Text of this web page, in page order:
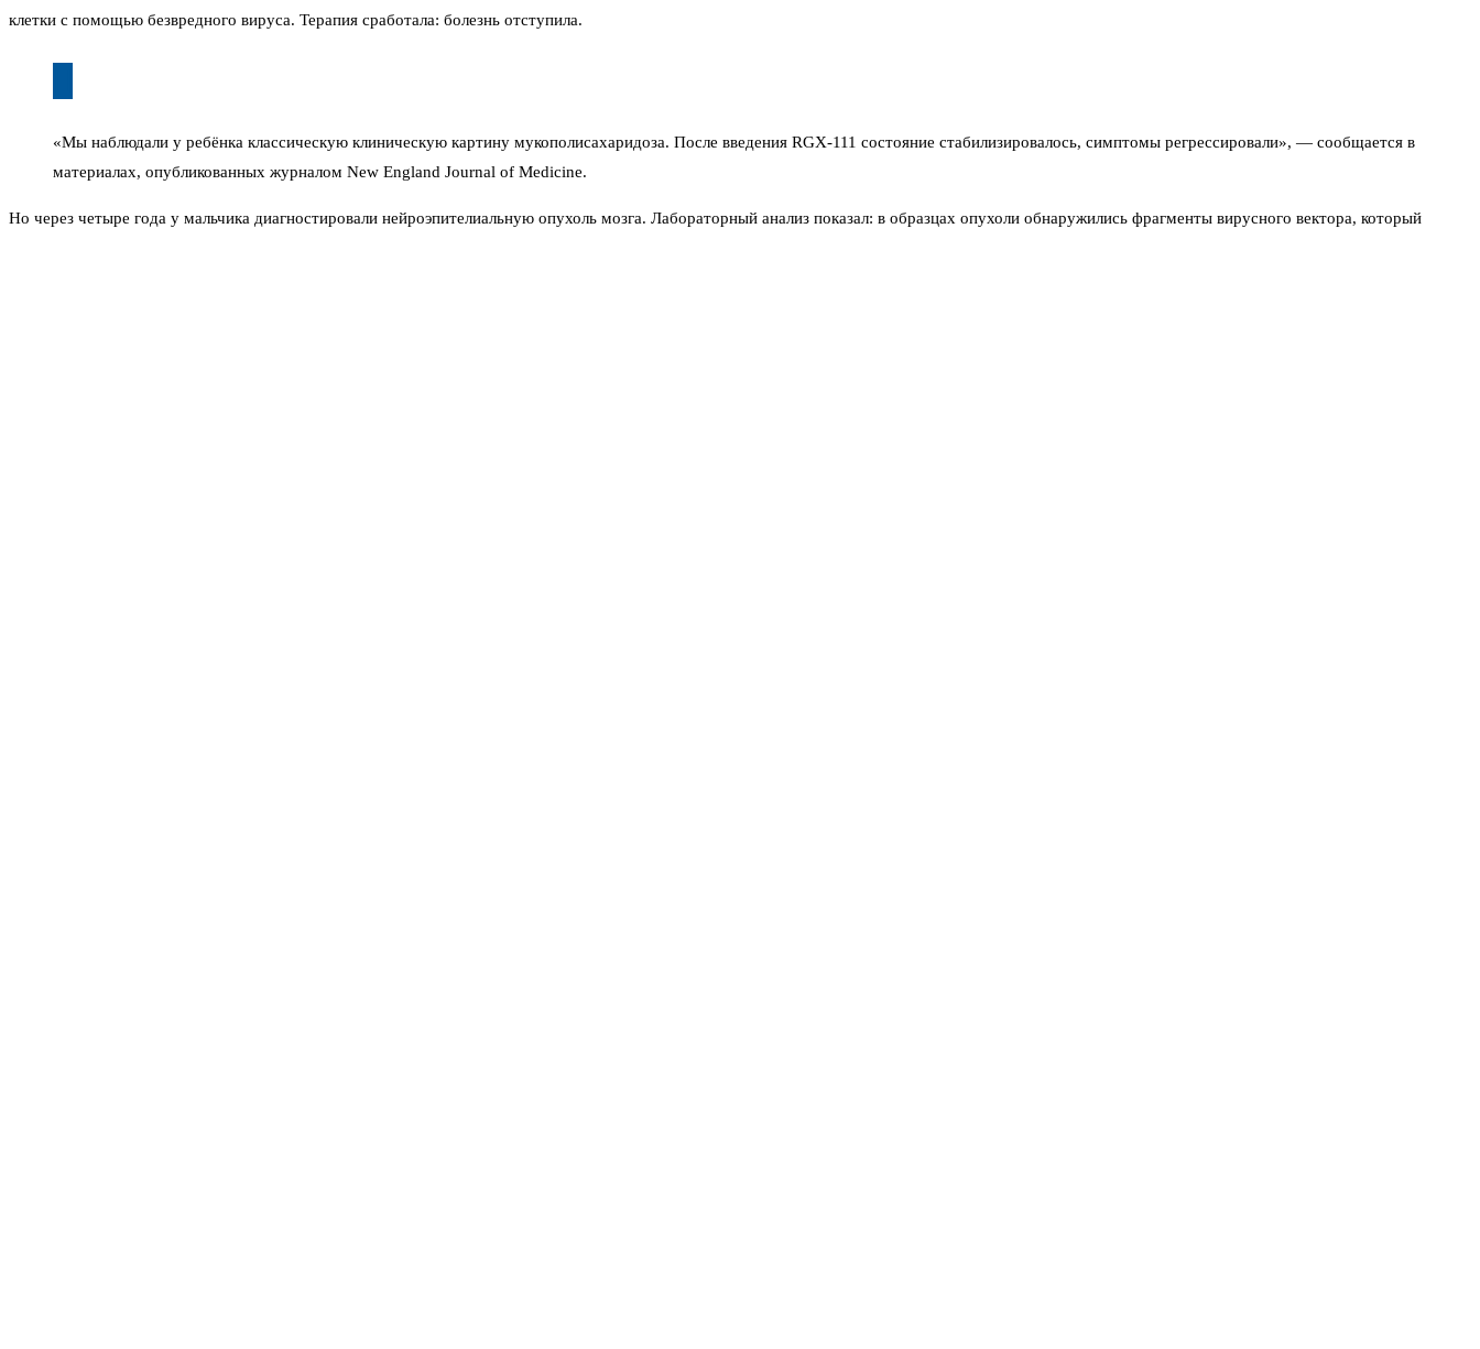
клетки с помощью безвредного вируса. Терапия сработала: болезнь отступила.
«Мы наблюдали у ребёнка классическую клиническую картину мукополисахаридоза. После введения RGX-111 состояние стабилизировалось, симптомы регрессировали», — сообщается в
материалах, опубликованных журналом New England Journal of Medicine.
Но через четыре года у мальчика диагностировали нейроэпителиальную опухоль мозга. Лабораторный анализ показал: в образцах опухоли обнаружились фрагменты вирусного вектора, который